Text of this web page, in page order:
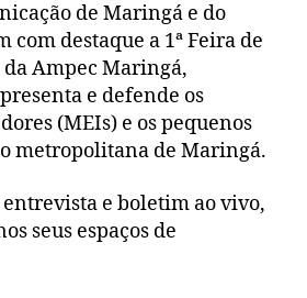
de Maringá e do
com destaque a 1ª Feira de
Ampec Maringá,
e defende os
(MEIs) e os pequenos
metropolitana de Maringá.
entrevista e boletim ao vivo,
seus espaços de